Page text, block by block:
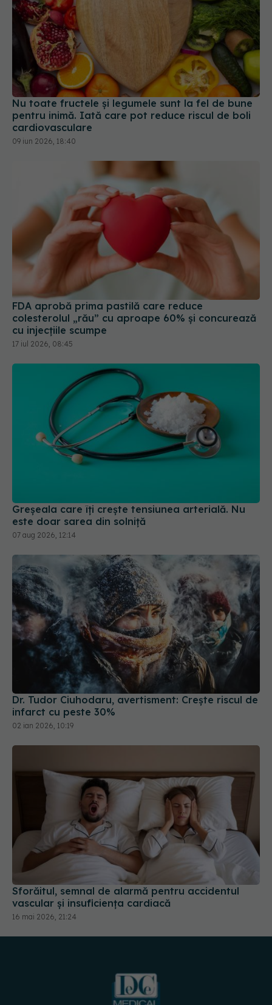
Nu toate fructele și legumele sunt la fel de bune
pentru inimă. Iată care pot reduce riscul de boli
cardiovasculare
09 iun 2026, 18:40
FDA aprobă prima pastilă care reduce
colesterolul „rău” cu aproape 60% și concurează
cu injecțiile scumpe
17 iul 2026, 08:45
07 aug 2026, 12:14
Dr. Tudor Ciuhodaru, avertisment: Crește riscul de
infarct cu peste 30%
02 ian 2026, 10:19
Sforăitul, semnal de alarmă pentru accidentul
vascular și insuficiența cardiacă
16 mai 2026, 21:24
URMĂREȘTE-NE PE: